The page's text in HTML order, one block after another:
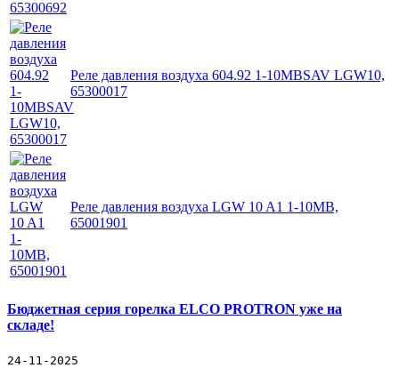
Реле давления воздуха 604.92 1-10MBSAV LGW10,
65300017
Реле давления воздуха LGW 10 A1 1-10MB,
65001901
Бюджетная серия горелка ELCO PROTRON уже на
складе!
24-11-2025